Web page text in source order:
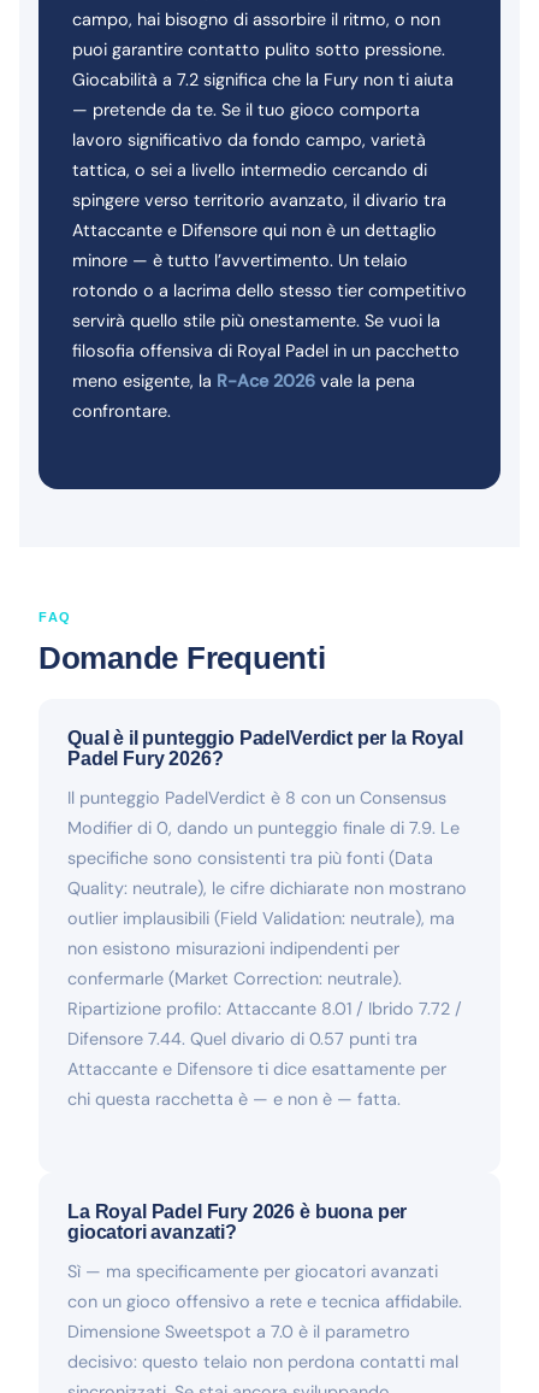
campo, hai bisogno di assorbire il ritmo, o non
puoi garantire contatto pulito sotto pressione.
Giocabilità a 7.2 significa che la Fury non ti aiuta
— pretende da te. Se il tuo gioco comporta
lavoro significativo da fondo campo, varietà
tattica, o sei a livello intermedio cercando di
spingere verso territorio avanzato, il divario tra
Attaccante e Difensore qui non è un dettaglio
minore — è tutto l’avvertimento. Un telaio
rotondo o a lacrima dello stesso tier competitivo
servirà quello stile più onestamente. Se vuoi la
filosofia offensiva di Royal Padel in un pacchetto
meno esigente, la R-Ace 2026 vale la pena
confrontare.
FAQ
Domande Frequenti
Qual è il punteggio PadelVerdict per la Royal
Padel Fury 2026?
Il punteggio PadelVerdict è 8 con un Consensus
Modifier di 0, dando un punteggio finale di 7.9. Le
specifiche sono consistenti tra più fonti (Data
Quality: neutrale), le cifre dichiarate non mostrano
outlier implausibili (Field Validation: neutrale), ma
non esistono misurazioni indipendenti per
confermarle (Market Correction: neutrale).
Ripartizione profilo: Attaccante 8.01 / Ibrido 7.72 /
Difensore 7.44. Quel divario di 0.57 punti tra
Attaccante e Difensore ti dice esattamente per
chi questa racchetta è — e non è — fatta.
La Royal Padel Fury 2026 è buona per
giocatori avanzati?
Sì — ma specificamente per giocatori avanzati
con un gioco offensivo a rete e tecnica affidabile.
Dimensione Sweetspot a 7.0 è il parametro
decisivo: questo telaio non perdona contatti mal